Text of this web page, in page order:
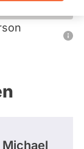
Michael